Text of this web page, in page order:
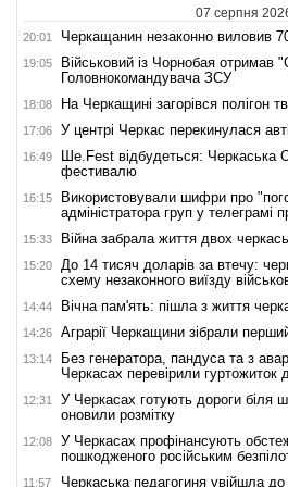
07 серпня
20:01 Черкащанин незаконно виловив
19:05
Військовий із Чорнобая отримав
Головнокомандувача ЗСУ
18:08 На Черкащині загорівся полігон
17:06 У центрі Черкас перекинулася
16:49
Ше.Fest відбудеться: Черкаська
фестивалю
16:15
Використовували шифри про
адміністратора груп у телеграмі
15:33 Війна забрала життя двох
15:20
До 14 тисяч доларів за втечу:
схему незаконного виїзду
14:44 Вічна пам'ять: пішла з життя
14:26 Аграрії Черкащини зібрали
13:14
Без генератора, пандуса та з
Черкасах перевірили гуртожиток
12:31
У Черкасах готують дороги біля
оновили розмітку
12:08
У Черкасах профінансують
пошкодженого російським
11:57 Черкаська педагогиня увійшла